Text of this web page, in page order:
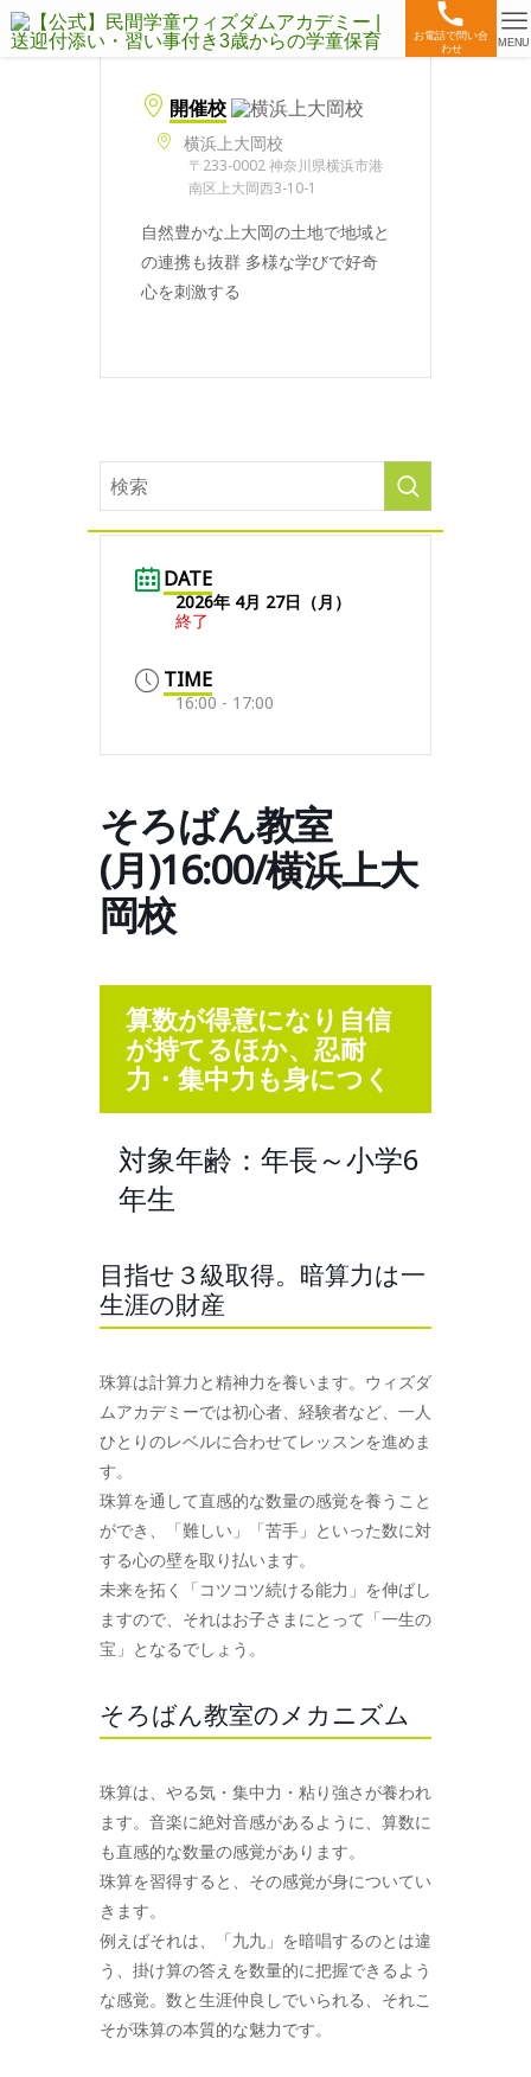
お電話で問い合
わせ
MENU
開催校
横浜上大岡校
〒233-0002 神奈川県横浜市港
南区上大岡西3-10-1
自然豊かな上大岡の土地で地域と
の連携も抜群 多様な学びで好奇
心を刺激する
DATE
2026年 4月 27日（月）
終了
TIME
16:00 - 17:00
そろばん教室
(月)16:00/横浜上大
岡校
算数が得意になり自信
が持てるほか、忍耐
力・集中力も身につく
対象年齢：年長～小学6
年生
目指せ３級取得。暗算力は一
生涯の財産
珠算は計算力と精神力を養います。ウィズダ
ムアカデミーでは初心者、経験者など、一人
ひとりのレベルに合わせてレッスンを進めま
す。
珠算を通して直感的な数量の感覚を養うこと
ができ、「難しい」「苦手」といった数に対
する心の壁を取り払います。
未来を拓く「コツコツ続ける能力」を伸ばし
ますので、それはお子さまにとって「一生の
宝」となるでしょう。
そろばん教室のメカニズム
珠算は、やる気・集中力・粘り強さが養われ
ます。音楽に絶対音感があるように、算数に
も直感的な数量の感覚があります。
珠算を習得すると、その感覚が身についてい
きます。
例えばそれは、「九九」を暗唱するのとは違
う、掛け算の答えを数量的に把握できるよう
な感覚。数と生涯仲良しでいられる、それこ
そが珠算の本質的な魅力です。